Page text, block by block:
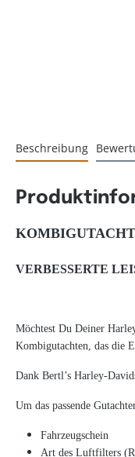
Beschreibung
VERBESSERTE
Möchtest Du Deiner
Kombigutachten, das die
Dank Bertl’s Harley-
Um das passende
Fahrzeugschein
Art des Luftfilters